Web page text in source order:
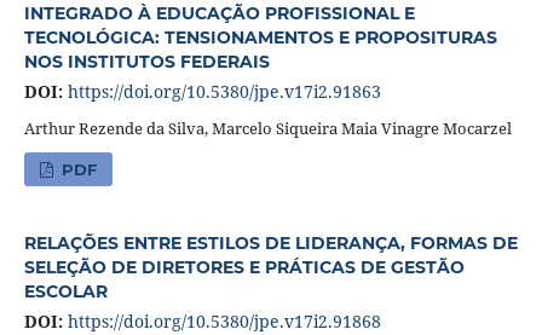
INTEGRADO À EDUCAÇÃO PROFISSIONAL E
TECNOLÓGICA: TENSIONAMENTOS E PROPOSITURAS
NOS INSTITUTOS FEDERAIS
DOI: https://doi.org/10.5380/jpe.v17i2.91863
Arthur Rezende da Silva, Marcelo Siqueira Maia Vinagre Mocarzel
PDF
RELAÇÕES ENTRE ESTILOS DE LIDERANÇA, FORMAS DE
SELEÇÃO DE DIRETORES E PRÁTICAS DE GESTÃO
ESCOLAR
DOI: https://doi.org/10.5380/jpe.v17i2.91868